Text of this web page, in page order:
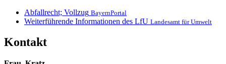
Abfallrecht; Vollzug BayernPortal
Weiterführende Informationen des LfU Landesamt für Umwelt
Kontakt